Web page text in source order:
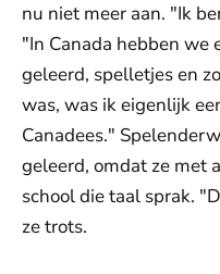
nu niet meer aan. "Ik
"In Canada hebben we
geleerd, spelletjes en
was, was ik eigenlijk
Canadees."
geleerd, omdat ze met
school die taal sprak.
ze trots.